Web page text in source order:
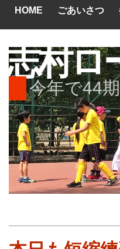
HOME ごあいさつ
志村ロ
今年で44